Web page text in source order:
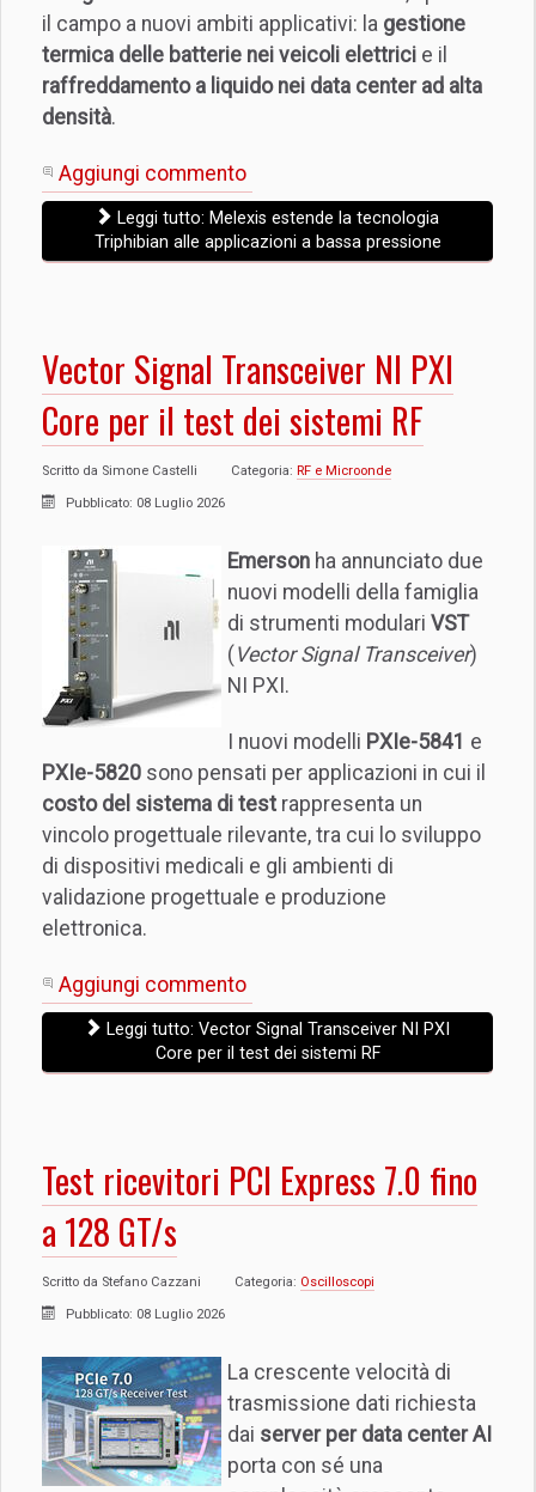
il campo a nuovi ambiti applicativi: la gestione
termica delle batterie nei veicoli elettrici e il
raffreddamento a liquido nei data center ad alta
densità.
Aggiungi commento
Leggi tutto: Melexis estende la tecnologia
Triphibian alle applicazioni a bassa pressione
Vector Signal Transceiver NI PXI
Core per il test dei sistemi RF
Scritto da Simone Castelli Categoria: RF e Microonde
Pubblicato: 08 Luglio 2026
Emerson ha annunciato due
nuovi modelli della famiglia
di strumenti modulari VST
( Vector Signal Transceiver)
NI PXI.
I nuovi modelli PXIe-5841 e
PXIe-5820 sono pensati per applicazioni in cui il
costo del sistema di test rappresenta un
vincolo progettuale rilevante, tra cui lo sviluppo
di dispositivi medicali e gli ambienti di
validazione progettuale e produzione
elettronica.
Aggiungi commento
Leggi tutto: Vector Signal Transceiver NI PXI
Core per il test dei sistemi RF
Test ricevitori PCI Express 7.0 fino
a 128 GT/s
Scritto da Stefano Cazzani Categoria: Oscilloscopi
Pubblicato: 08 Luglio 2026
La crescente velocità di
trasmissione dati richiesta
dai server per data center AI
porta con sé una